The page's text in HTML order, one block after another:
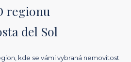
regionu
del Sol
kde se vámi vybraná nemovitost